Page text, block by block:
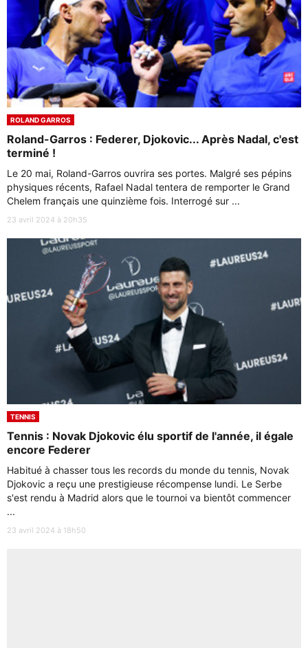
ROLAND GARROS
Roland-Garros : Federer, Djokovic... Après Nadal, c'est
terminé !
Le 20 mai, Roland-Garros ouvrira ses portes. Malgré ses pépins
physiques récents, Rafael Nadal tentera de remporter le Grand
Chelem français une quinzième fois. Interrogé sur ...
23 avril 2024 à 20h35
TENNIS
Tennis : Novak Djokovic élu sportif de l'année, il égale
encore Federer
Habitué à chasser tous les records du monde du tennis, Novak
Djokovic a reçu une prestigieuse récompense lundi. Le Serbe
s'est rendu à Madrid alors que le tournoi va bientôt commencer
...
23 avril 2024 à 18h50